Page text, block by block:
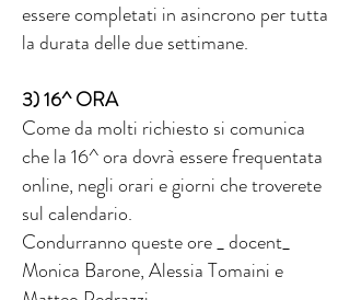
essere completati in asincrono per tutta
la durata delle due settimane.
3) 16^ ORA
Come da molti richiesto si comunica
che la 16^ ora dovrà essere frequentata
online, negli orari e giorni che troverete
sul calendario.
Condurranno queste ore _ docent_
Monica Barone, Alessia Tomaini e